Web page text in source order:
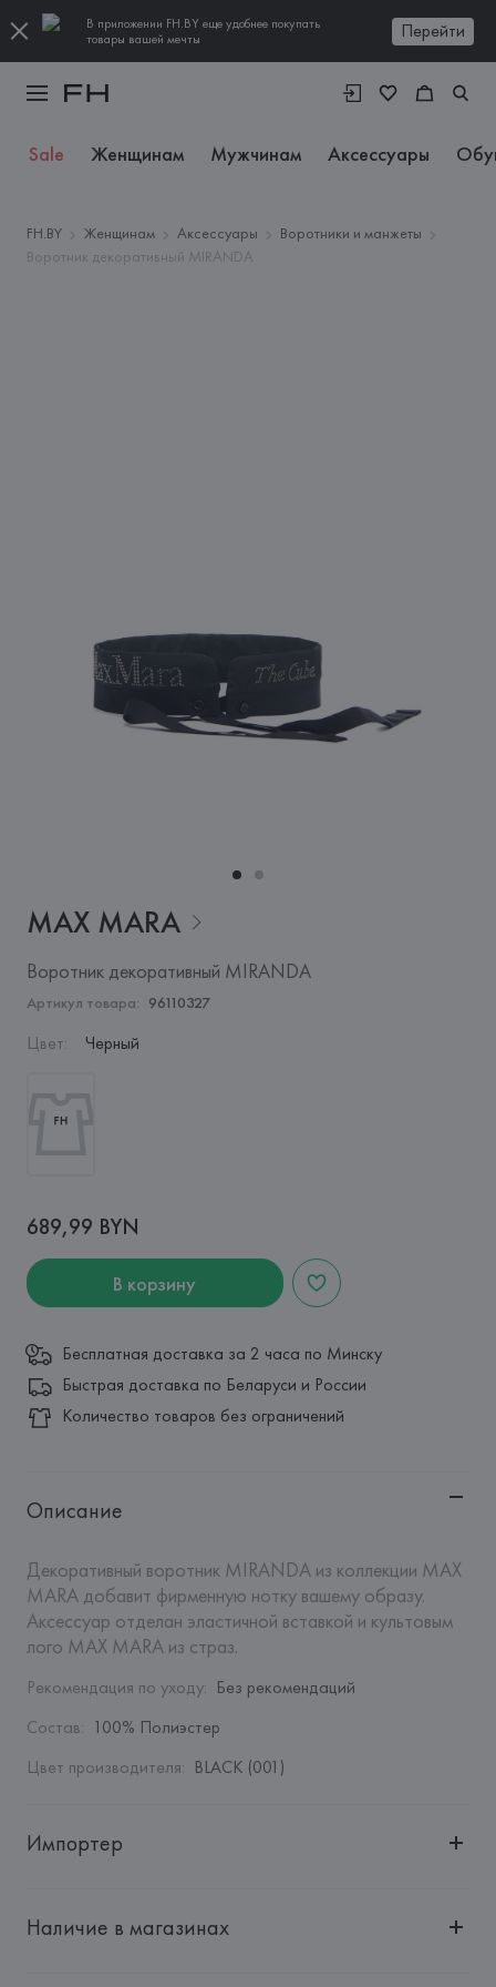
В приложении FH.BY еще удобнее покупать
товары вашей мечты
Перейти
Sale Женщинам Мужчинам Аксессуары
FH.BY Женщинам Аксессуары
Воротники и манжеты
Воротник декоративный MIRANDA
MAX MARA
Воротник декоративный MIRANDA
Артикул товара: 96110327
Цвет: Черный
689,99 BYN
В корзину
Бесплатная доставка за 2 часа по Минску
Быстрая доставка по Беларуси и России
Количество товаров без ограничений
Описание
Декоративный воротник MIRANDA из коллекции MAX
MARA добавит фирменную нотку вашему образу.
Аксессуар отделан эластичной вставкой и культовым
лого MAX MARA из страз.
Рекомендация по уходу: Без рекомендаций
Состав: 100% Полиэстер
Цвет производителя: BLACK (001)
Импортер
"БелВиринея"
Наличие в магазинах